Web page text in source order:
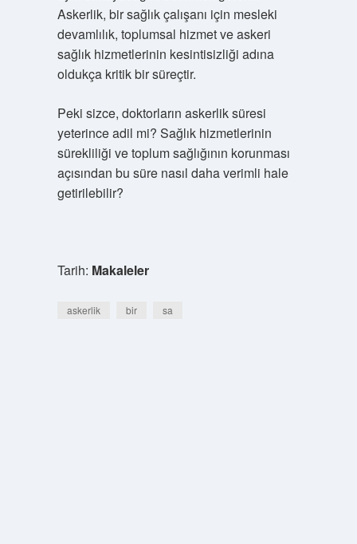
Askerlik, bir sağlık çalışanı için mesleki
devamlılık, toplumsal hizmet ve askeri
sağlık hizmetlerinin kesintisizliği adına
oldukça kritik bir süreçtir.
Peki sizce, doktorların askerlik süresi
yeterince adil mi? Sağlık hizmetlerinin
sürekliliği ve toplum sağlığının korunması
açısından bu süre nasıl daha verimli hale
getirilebilir?
Tarih: Makaleler
askerlik bir sa